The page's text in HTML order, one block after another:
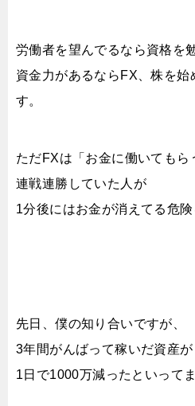
労働者を望んでるなら資格を
資金力があるならFX、株を始
す。
ただFXは「お金に働いてもら
連戦連勝していた人が
1分後にはお金が消えてる危険
先日、僕の知り合いですが、
3年間がんばって稼いだ資産が
1日で1000万減ったといって